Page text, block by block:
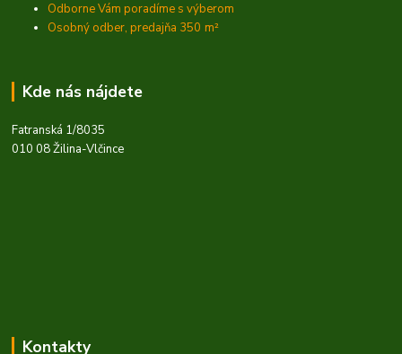
Odborne Vám poradíme s výberom
Osobný odber, predajňa 350 m²
Kde nás nájdete
Fatranská 1/8035
010 08 Žilina-Vlčince
Kontakty